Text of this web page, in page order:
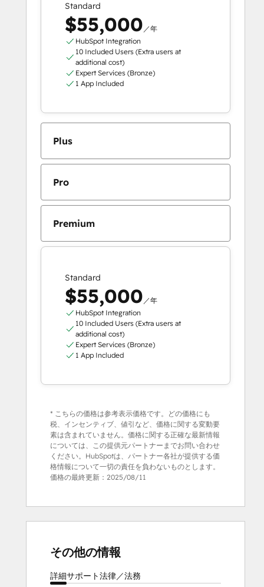
Standard
$55,000 ／年
HubSpot Integration
10 Included Users (Extra users at
additional cost)
Expert Services (Bronze)
1 App Included
Plus
Pro
Premium
Standard
$55,000 ／年
HubSpot Integration
10 Included Users (Extra users at
additional cost)
Expert Services (Bronze)
1 App Included
* こちらの価格は参考表示価格です。どの価格にも
税、インセンティブ、値引など、価格に関する変動要
素は含まれていません。価格に関する正確な最新情報
については、この提供元パートナーまでお問い合わせ
ください。HubSpotは、パートナー各社が提供する価
格情報について一切の責任を負わないものとします。
価格の最終更新： 2025/08/11
その他の情報
詳細サポート法律／法務